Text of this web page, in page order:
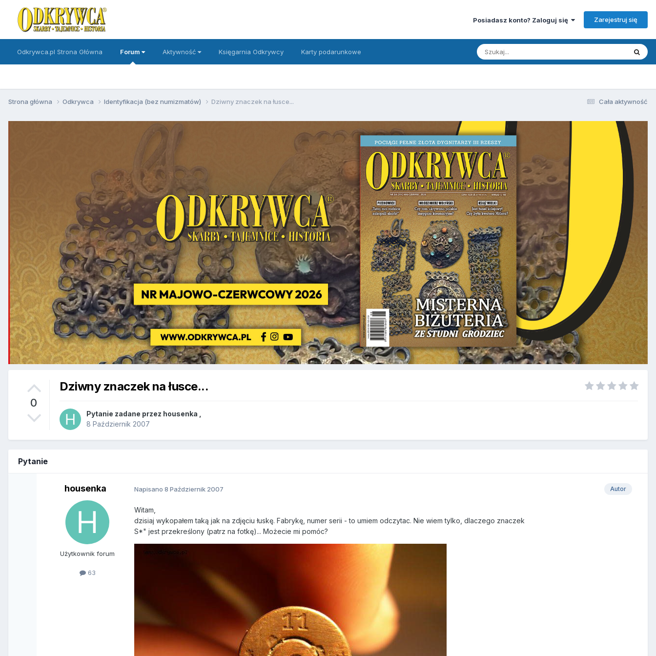
Posiadasz konto? Zaloguj się Zarejestruj się
Odkrywca.pl Strona Główna Forum Aktywność Księgarnia Odkrywcy Karty podarunkowe
Cała aktywność
Strona główna Odkrywca Identyfikacja (bez numizmatów) Dziwny znaczek na łusce...
0
Dziwny znaczek na łusce...
Pytanie zadane przez housenka
8 Październik 2007
Pytanie
housenka
Użytkownik forum
63
Autor
Napisano8 Październik 2007
Witam,
dzisiaj wykopałem taką jak na zdjęciu łuskę. Fabrykę, numer serii - to umiem odczytac. Nie wiem tylko, dlaczego znaczek
S*" jest przekreślony (patrz na fotkę)... Możecie mi pomóc?